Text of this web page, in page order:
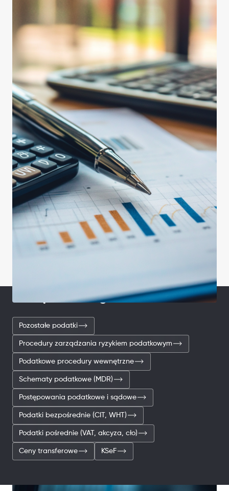
Powiązane usługi
Pozostałe podatki
Procedury zarządzania ryzykiem podatkowym
Podatkowe procedury wewnętrzne
Schematy podatkowe (MDR)
Postępowania podatkowe i sądowe
Podatki bezpośrednie (CIT, WHT)
Podatki pośrednie (VAT, akcyza, cło)
Ceny transferowe KSeF